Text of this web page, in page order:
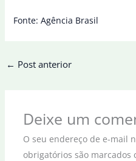
Fonte: Agência Brasil
← Post anterior
Deixe um
O seu endereço de e-mail
obrigatórios são marcados